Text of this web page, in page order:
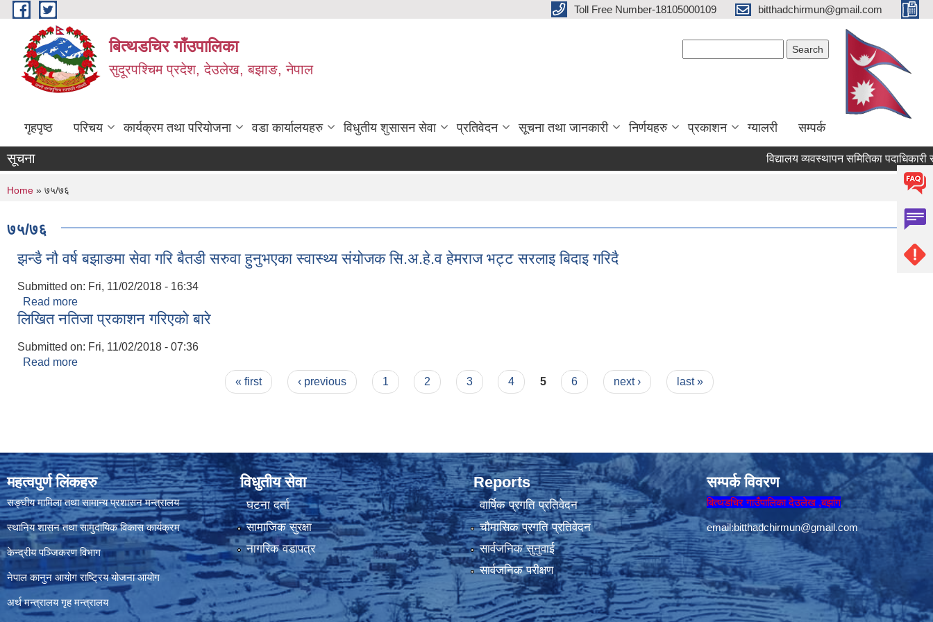
Skip to main content Toll Free Number-18105000109 bitthadchirmun@gmail.com
बित्थडचिर गाँउपालिका
सुदूरपश्चिम प्रदेश, देउलेख, बझाङ, नेपाल
गृहपृष्ठ परिचय कार्यक्रम तथा परियोजना वडा कार्यालयहरु विधुतीय शुसासन सेवा प्रतिवेदन सूचना तथा जानकारी निर्णयहरु प्रकाशन ग्यालरी सम्पर्क
सूचना विद्यालय व्यवस्थापन समितिका पदाधिकारी
You are here
Home » ७५/७६
७५/७६
झन्डै नौ वर्ष बझाङमा सेवा गरि बैतडी सरुवा हुनुभएका स्वास्थ्य संयोजक सि.अ.हे.व हेमराज भट्ट सरलाइ बिदाइ गरिदै
Submitted on: Fri, 11/02/2018 - 16:34
Read more
लिखित नतिजा प्रकाशन गरिएको बारे
Submitted on: Fri, 11/02/2018 - 07:36
Read more
« first ‹ previous 1 2 3 4 5 6 next › last »
महत्वपुर्ण लिंकहरु
सङ्घीय मामिला तथा सामान्य प्रशासन मन्त्रालय
स्थानिय शासन तथा सामुदायिक विकास कार्यक्रम
केन्द्रीय पञ्जिकरण विभाग
नेपाल कानुन आयोग राष्ट्रिय योजना आयोग
अर्थ मन्त्रालय गृह मन्त्रालय
विधुतीय सेवा
घटना दर्ता
सामाजिक सुरक्षा
नागरिक वडापत्र
Reports
वार्षिक प्रगति प्रतिवेदन
चौमासिक प्रगति प्रतिवेदन
सार्वजनिक सुनुवाई
सार्वजनिक परीक्षण
सम्पर्क विवरण
बित्थडचिर गाउँपालिका देउलेख ,बझांग
email:bitthadchirmun@gmail.com